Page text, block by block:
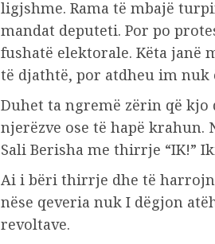
ligjshme. Rama të mbajë
mandat deputeti. Por po
fushatë elektorale. Këta janë
të djathtë, por atdheu im nuk
Duhet ta ngremë zërin që
njerëzve ose të hapë krahun.
Sali Berisha me thirrje “IK!”
Ai i bëri thirrje dhe të
nëse qeveria nuk I dëgjon
revoltave.